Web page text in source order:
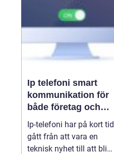
från marknaden. För den
som vi...
Ip telefoni smart
kommunikation för
både företag och
privatpersoner
Ip-telefoni har på kort tid
gått från att vara en
teknisk nyhet till att bli